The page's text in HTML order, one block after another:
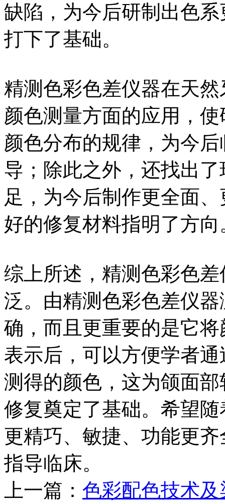
缺陷，为今后研制出色
打下了基础。
精测色彩色差仪器在天
颜色测量方面的应用，
颜色分布的规律，为今
导；除此之外，还找出
足，为今后制作更全面
好的修复材料指明了方向
综上所述，精测色彩色
泛。由精测色彩色差仪
确，而且更重要的是它
表示后，可以方便学者
测得的颜色，这为颌面
修复奠定了基础。希望
更精巧、敏捷、功能更
指导临床。
上一篇： 色彩配色技术